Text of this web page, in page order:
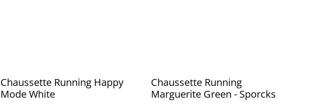
Chaussette Running Happy
Mode White
Chaussette Running
Marguerite Green - Sporcks